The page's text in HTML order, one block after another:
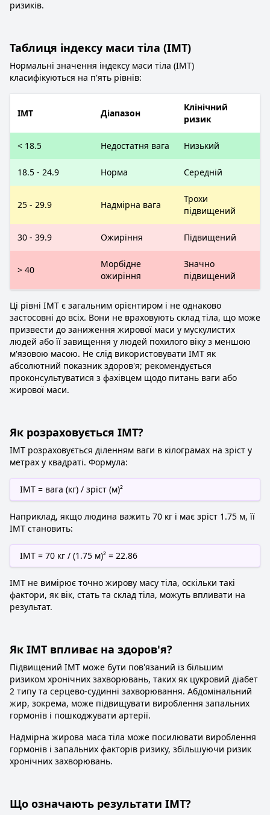
ризиків.
Таблиця індексу маси тіла (ІМТ)
Нормальні значення індексу маси тіла (ІМТ)
класифікуються на п'ять рівнів:
ІМТ Діапазон
Клінічний
ризик
< 18.5 Недостатня вага Низький
18.5 - 24.9 Норма Середній
25 - 29.9 Надмірна вага
Трохи
підвищений
30 - 39.9 Ожиріння Підвищений
> 40
Морбідне
ожиріння
Значно
підвищений
Ці рівні ІМТ є загальним орієнтиром і не однаково
застосовні до всіх. Вони не враховують склад тіла, що може
призвести до заниження жирової маси у мускулистих
людей або її завищення у людей похилого віку з меншою
м'язовою масою. Не слід використовувати ІМТ як
абсолютний показник здоров'я; рекомендується
проконсультуватися з фахівцем щодо питань ваги або
жирової маси.
Як розраховується ІМТ?
ІМТ розраховується діленням ваги в кілограмах на зріст у
метрах у квадраті. Формула:
ІМТ = вага (кг) / зріст (м)²
Наприклад, якщо людина важить 70 кг і має зріст 1.75 м, її
ІМТ становить:
ІМТ = 70 кг / (1.75 м)² = 22.86
ІМТ не вимірює точно жирову масу тіла, оскільки такі
фактори, як вік, стать та склад тіла, можуть впливати на
результат.
Як ІМТ впливає на здоров'я?
Підвищений ІМТ може бути пов'язаний із більшим
ризиком хронічних захворювань, таких як цукровий діабет
2 типу та серцево-судинні захворювання. Абдомінальний
жир, зокрема, може підвищувати вироблення запальних
гормонів і пошкоджувати артерії.
Надмірна жирова маса тіла може посилювати вироблення
гормонів і запальних факторів ризику, збільшуючи ризик
хронічних захворювань.
Що означають результати ІМТ?